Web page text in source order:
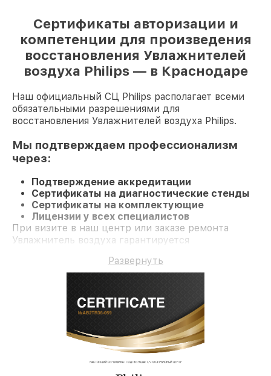
Сертификаты авторизации и
компетенции для произведения
восстановления Увлажнителей
воздуха Philips — в Краснодаре
Наш официальный СЦ Philips располагает всеми
обязательными разрешениями для
восстановления Увлажнителей воздуха Philips.
Мы подтверждаем профессионализм
через:
Подтверждение аккредитации
Сертификаты на диагностические стенды
Сертификаты на комплектующие
Лицензии у всех специалистов
При визите в наш центр или заказе ремонта
Увлажнитель воздуха гарантируется
Развернуть